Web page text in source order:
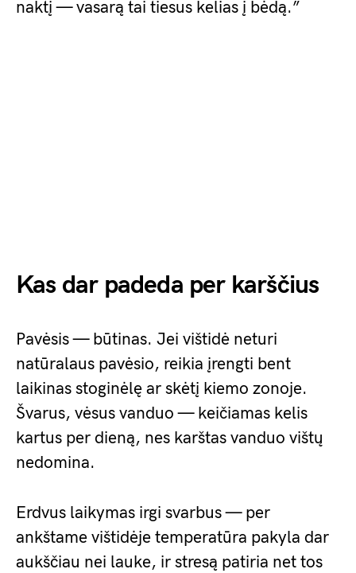
naktį — vasarą tai tiesus kelias į bėdą.”
Kas dar padeda per karščius
Pavėsis — būtinas. Jei vištidė neturi
natūralaus pavėsio, reikia įrengti bent
laikinas stoginėlę ar skėtį kiemo zonoje.
Švarus, vėsus vanduo — keičiamas kelis
kartus per dieną, nes karštas vanduo vištų
nedomina.
Erdvus laikymas irgi svarbus — per
ankštame vištidėje temperatūra pakyla dar
aukščiau nei lauke, ir stresą patiria net tos